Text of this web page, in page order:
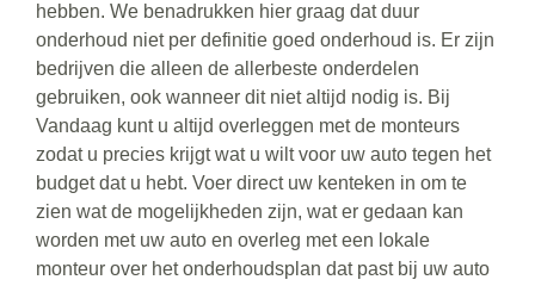
hebben. We benadrukken hier graag dat duur
onderhoud niet per definitie goed onderhoud is. Er zijn
bedrijven die alleen de allerbeste onderdelen
gebruiken, ook wanneer dit niet altijd nodig is. Bij
Vandaag kunt u altijd overleggen met de monteurs
zodat u precies krijgt wat u wilt voor uw auto tegen het
budget dat u hebt. Voer direct uw kenteken in om te
zien wat de mogelijkheden zijn, wat er gedaan kan
worden met uw auto en overleg met een lokale
monteur over het onderhoudsplan dat past bij uw auto